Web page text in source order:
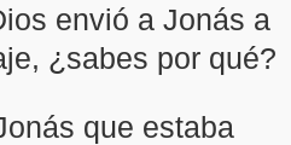
envió a Jonás a
¿sabes por qué?
que estaba